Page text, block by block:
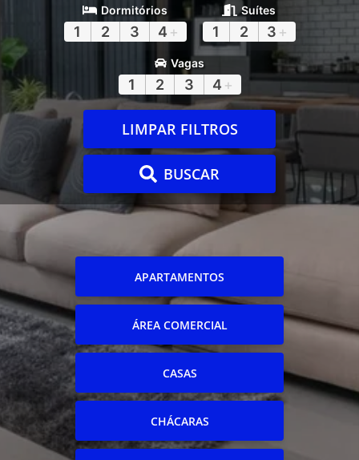
Dormitórios
1 2 3 4 +
Suítes
1 2 3 +
Vagas
1 2 3 4 +
LIMPAR FILTROS
BUSCAR
APARTAMENTOS
ÁREA COMERCIAL
CASAS
CHÁCARAS